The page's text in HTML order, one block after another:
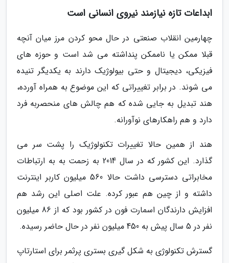
ابداعات تازه نیازمند نیروی انسانی است
چهارمین انقلاب صنعتی در حال محو کردن مرز میان آنچه
قبلا ممکن یا ناممکن پنداشته می شد است و حوزه های
فیزیکی، دیجیتال و حتی بیولوژیک دارند به یکدیگر تنیده
می شوند. در برابر تغییراتی که این موضوع به همراه آورده،
هند تبدیل به جایی شده که هم چالش های منحصربه فرد
دارد و هم راهکارهای نوآورانه.
هند از همین حالا تغییرات تکنولوژیک را پشت سر می
گذارد. این کشور که در سال 2014 به زحمت به به ارتباطات
مخابراتی دسترسی داشت حالا 560 میلیون کاربر اینترنت
داشته و از چین هم عبور کرده. علت اصلی این رشد هم
افزایش دارندگان اسمارت فون در کشور بود که از 86 میلیون
نفر در 5 سال پیش به 450 میلیون نفر در حال حاضر رسیده.
گسترش تکنولوژی به شکل گیری بستری پرثمر برای استارتاپ